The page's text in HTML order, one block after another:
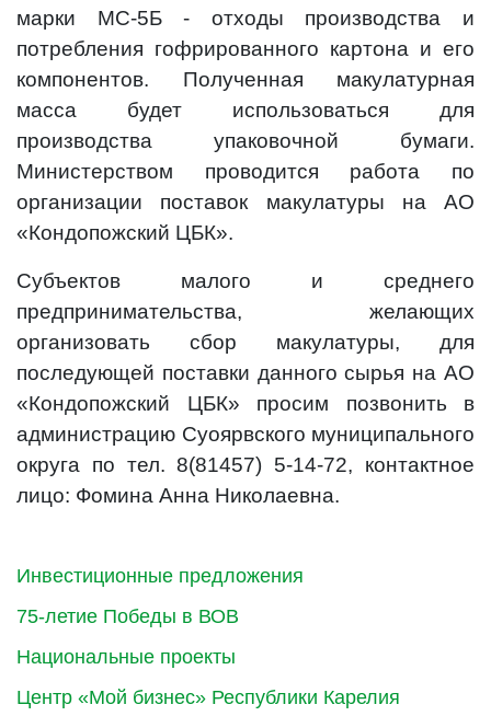
Инвестиционные предложения
75-летие Победы в ВОВ
Национальные проекты
Центр «Мой бизнес» Республики Карелия
марки МС-5Б - отходы производства и
потребления гофрированного картона и его
компонентов. Полученная макулатурная
масса будет использоваться для
производства упаковочной бумаги.
Министерством проводится работа по
организации поставок макулатуры на АО
«Кондопожский ЦБК».
Субъектов малого и среднего
предпринимательства, желающих
организовать сбор макулатуры, для
последующей поставки данного сырья на АО
«Кондопожский ЦБК» просим позвонить в
администрацию Суоярвского муниципального
округа по тел. 8(81457) 5-14-72, контактное
лицо: Фомина Анна Николаевна.